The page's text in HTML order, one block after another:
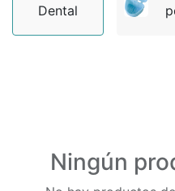
Dental
Ningún